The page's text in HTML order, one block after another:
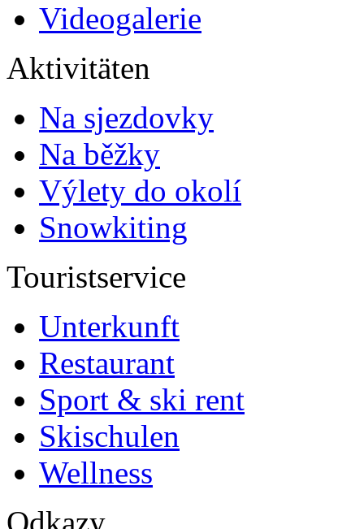
Videogalerie
Aktivitäten
Na sjezdovky
Na běžky
Výlety do okolí
Snowkiting
Touristservice
Unterkunft
Restaurant
Sport & ski rent
Skischulen
Wellness